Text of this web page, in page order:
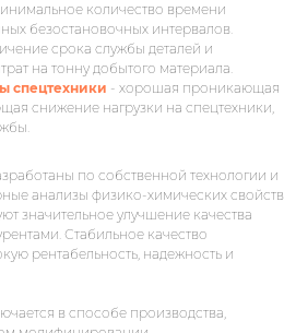
количество времени
безостановочных интервалов.
срока службы деталей и
на тонну добытого материала.
спецтехники - хорошая проникающая
снижение нагрузки на спецтехники,
по собственной технологии и
анализы физико-химических свойств
значительное улучшение качества
Стабильное качество
рентабельность, надежность и
в способе производства,